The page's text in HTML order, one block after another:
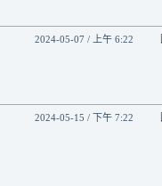
2024-05-07 / 上午 6:22
2024-05-15 / 下午 7:22